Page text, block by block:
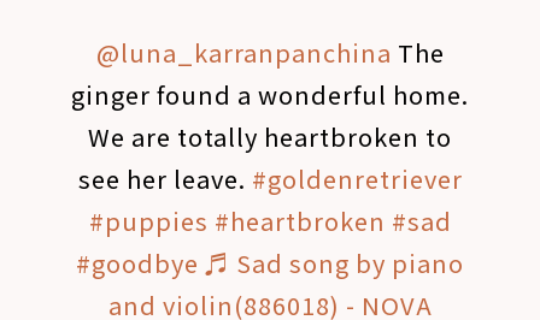
@luna_karranpanchina The
ginger found a wonderful home.
We are totally heartbroken to
see her leave. #goldenretriever
#puppies #heartbroken #sad
#goodbye ♬ Sad song by piano
and violin(886018) - NOVA